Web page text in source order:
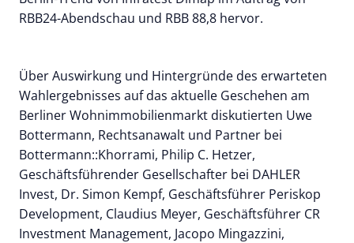
RBB24-Abendschau und RBB 88,8 hervor.
Über Auswirkung und Hintergründe des erwarteten
Wahlergebnisses auf das aktuelle Geschehen am
Berliner Wohnimmobilienmarkt diskutierten Uwe
Bottermann, Rechtsanawalt und Partner bei
Bottermann::Khorrami, Philip C. Hetzer,
Geschäftsführender Gesellschafter bei DAHLER
Invest, Dr. Simon Kempf, Geschäftsführer Periskop
Development, Claudius Meyer, Geschäftsführer CR
Investment Management, Jacopo Mingazzini,